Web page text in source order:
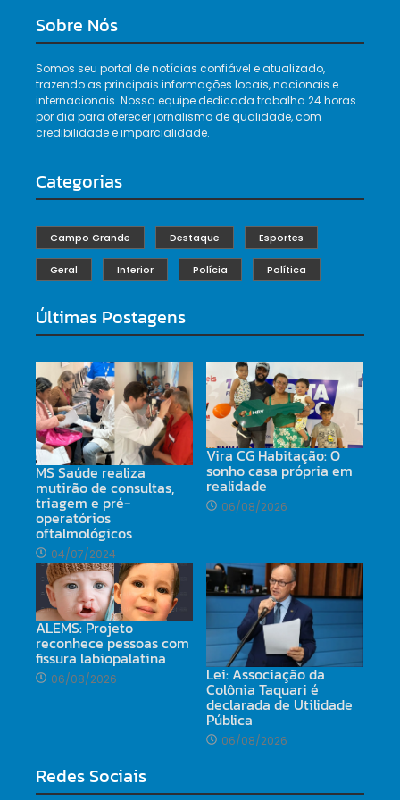
Sobre Nós
Somos seu portal de notícias confiável e atualizado,
trazendo as principais informações locais, nacionais e
internacionais. Nossa equipe dedicada trabalha 24 horas
por dia para oferecer jornalismo de qualidade, com
credibilidade e imparcialidade.
Categorias
Campo Grande Destaque Esportes
Geral Interior Polícia Política
Últimas Postagens
MS Saúde realiza
mutirão de consultas,
triagem e pré-
operatórios
oftalmológicos
04/07/2024
Vira CG Habitação: O
sonho casa própria em
realidade
06/08/2026
ALEMS: Projeto
reconhece pessoas com
fissura labiopalatina
06/08/2026 Lei: Associação da
Colônia Taquari é
declarada de Utilidade
Pública
06/08/2026
Redes Sociais